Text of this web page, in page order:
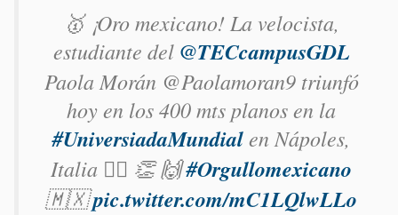
🥇 ¡Oro mexicano! La velocista,
estudiante del @TECcampusGDL
Paola Morán @Paolamoran9 triunfó
hoy en los 400 mts planos en la
#UniversiadaMundialen Nápoles,
Italia 🏃‍♀️ 👏 🙌#Orgullomexicano
🇲🇽pic.twitter.com/mC1LQlwLLo